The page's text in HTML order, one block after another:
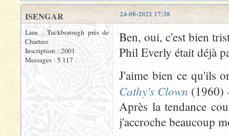
24-08-2021 17:38
ISENGAR
Lieu : Tuckborough près de
Chartres
Inscription : 2001
Messages : 5 117
Ben, oui, c'est bien
Phil Everly était déjà
J'aime bien ce qu'ils
Cathy's Clown (1960)
Après la tendance
j'accroche beaucoup